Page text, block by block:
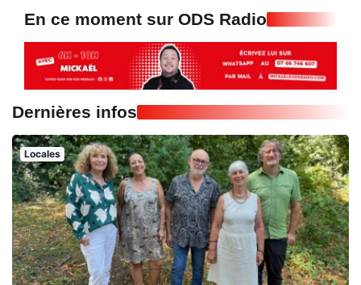
En ce moment sur ODS Radio
Dernières infos
Locales